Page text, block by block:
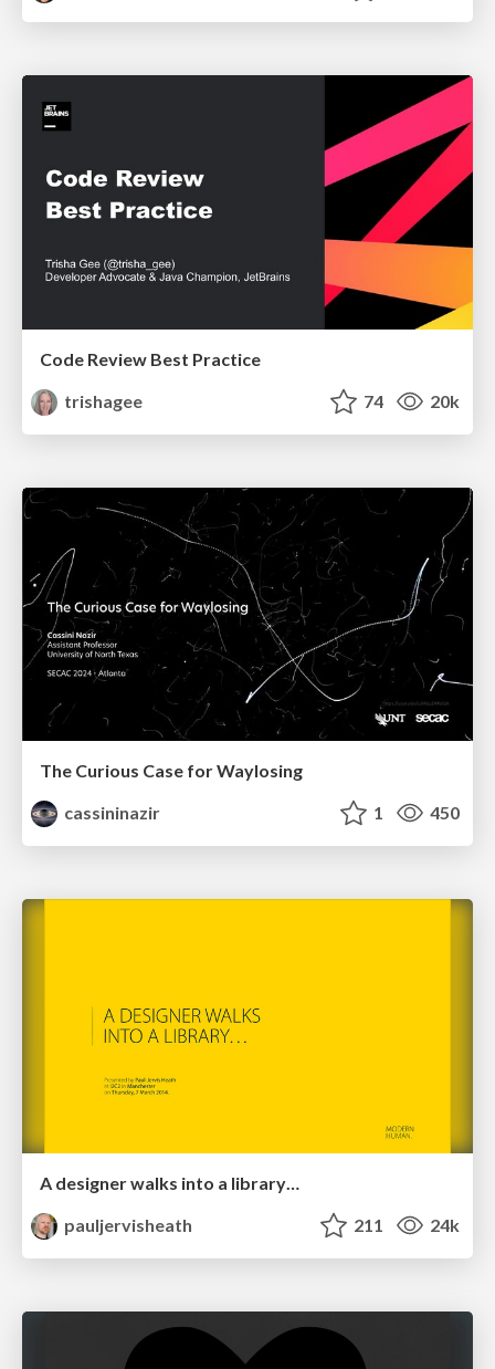
Code Review Best Practice
trishagee
74 20k
The Curious Case for Waylosing
cassininazir
1 450
A designer walks into a library…
pauljervisheath
211 24k